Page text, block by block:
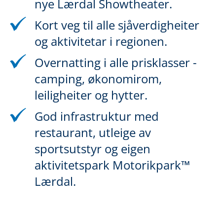
nye Lærdal Showtheater.
Kort veg til alle sjåverdigheiter
og aktivitetar i regionen.
Overnatting i alle prisklasser -
camping, økonomirom,
leiligheiter og hytter.
God infrastruktur med
restaurant, utleige av
sportsutstyr og eigen
aktivitetspark Motorikpark™
Lærdal.